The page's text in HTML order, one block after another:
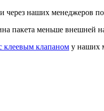
через наших менеджеров
пакета меньше внешней
клапаном у наших